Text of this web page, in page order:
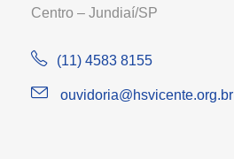
Centro – Jundiaí/SP
(11) 4583 8155
ouvidoria@hsvicente.org.br